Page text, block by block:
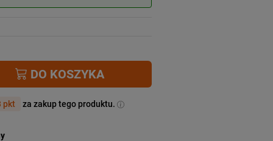
DO KOSZYKA
pkt za zakup tego produktu.